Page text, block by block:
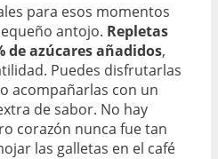
para esos momentos
antojo. Repletas
de azúcares añadidos,
Puedes disfrutarlas
acompañarlas con un
de sabor. No hay
corazón nunca fue tan
las galletas en el café